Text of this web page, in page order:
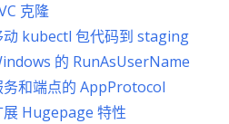
克隆
动 kubectl 包代码到 staging
的 RunAsUserName
务和端点的 AppProtocol
展 Hugepage 特性